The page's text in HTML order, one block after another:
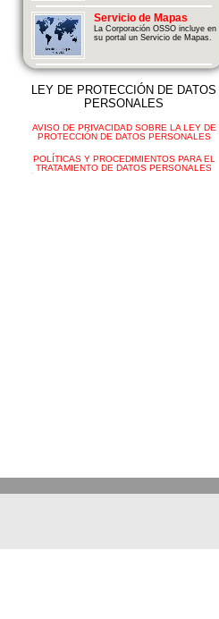
Servicio de Mapas
La Corporación OSSO incluye en
su portal un Servicio de Mapas.
LEY DE PROTECCIÓN DE DATOS
PERSONALES
AVISO DE PRIVACIDAD SOBRE LA LEY DE
PROTECCIÓN DE DATOS PERSONALES
POLÍTICAS Y PROCEDIMIENTOS PARA EL
TRATAMIENTO DE DATOS PERSONALES